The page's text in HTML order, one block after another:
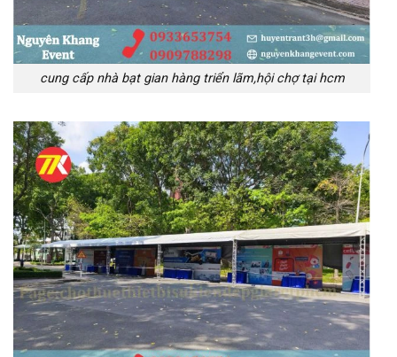
cung cấp nhà bạt gian hàng triển lãm,hội chợ tại hcm